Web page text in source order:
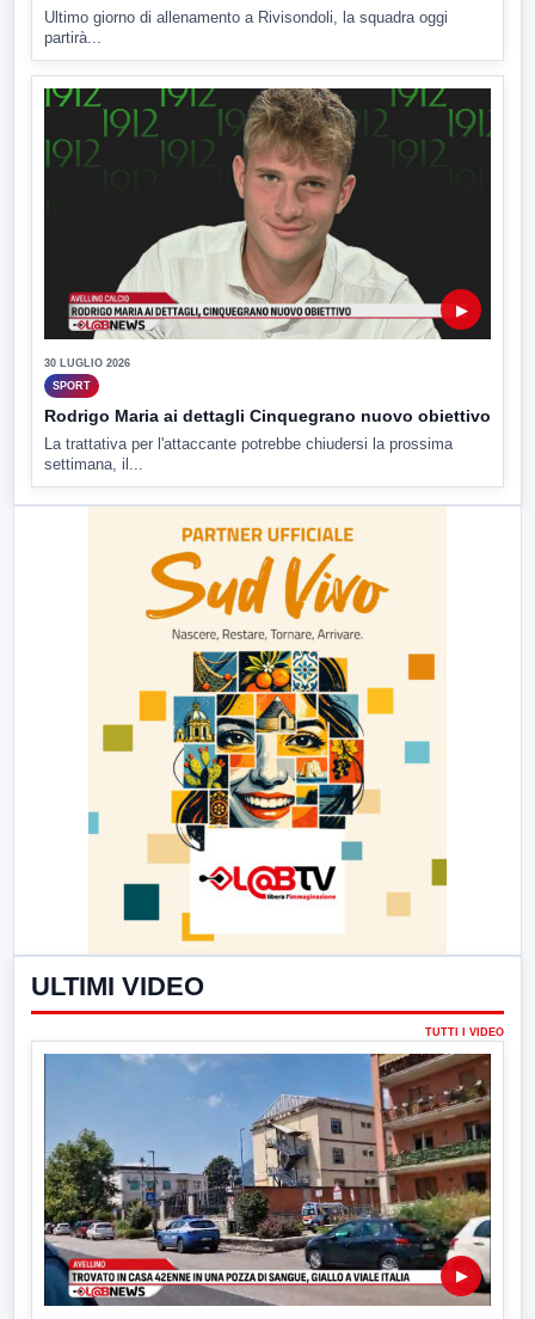
Ultimo giorno di allenamento a Rivisondoli, la squadra oggi
partirà...
▶
30 LUGLIO 2026
SPORT
Rodrigo Maria ai dettagli Cinquegrano nuovo obiettivo
La trattativa per l'attaccante potrebbe chiudersi la prossima
settimana, il...
ULTIMI VIDEO
TUTTI I VIDEO
▶